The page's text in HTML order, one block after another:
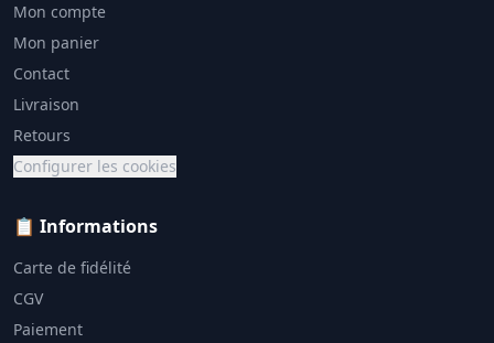
Mon compte
Mon panier
Contact
Livraison
Retours
Configurer les cookies
📋 Informations
Carte de fidélité
CGV
Paiement